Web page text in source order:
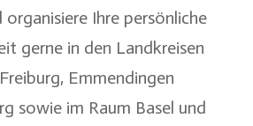
organisiere Ihre persönliche
gerne in den Landkreisen
Freiburg, Emmendingen
sowie im Raum Basel und